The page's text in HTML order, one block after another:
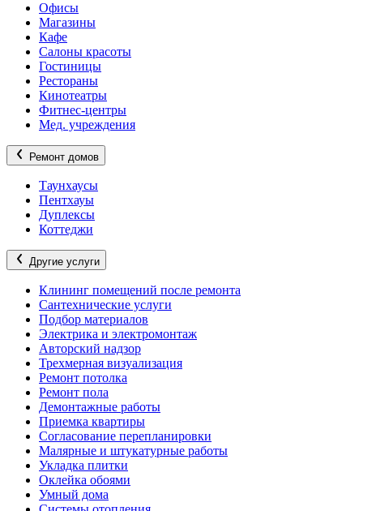
Офисы
Магазины
Кафе
Салоны красоты
Гостиницы
Рестораны
Кинотеатры
Фитнес-центры
Мед. учреждения
Ремонт домов
Таунхаусы
Пентхауы
Дуплексы
Коттеджи
Другие услуги
Клининг помещений после ремонта
Сантехнические услуги
Подбор материалов
Электрика и электромонтаж
Авторский надзор
Трехмерная визуализация
Ремонт потолка
Ремонт пола
Демонтажные работы
Приемка квартиры
Согласование перепланировки
Малярные и штукатурные работы
Укладка плитки
Оклейка обоями
Умный дома